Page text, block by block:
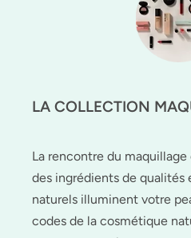
LA COLLECTION
La rencontre du maquillage
des ingrédients de qualités
naturels illuminent votre
codes de la cosmétique